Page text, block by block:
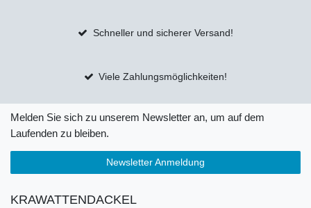
Schneller und sicherer Versand!
Viele Zahlungsmöglichkeiten!
Melden Sie sich zu unserem Newsletter an, um auf dem
Laufenden zu bleiben.
Newsletter Anmeldung
KRAWATTENDACKEL